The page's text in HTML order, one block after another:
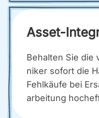
Asset-
Behal­ten Sie die
ni­ker sofort die
Fehl­käu­fe bei
ar­bei­tung